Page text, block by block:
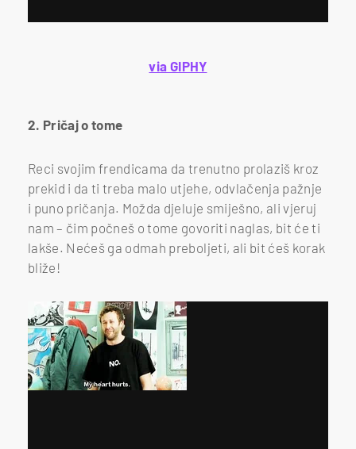
via GIPHY
2. Pričaj o tome
Reci svojim frendicama da trenutno prolaziš kroz
prekid i da ti treba malo utjehe, odvlačenja pažnje
i puno pričanja. Možda djeluje smiješno, ali vjeruj
nam – čim počneš o tome govoriti naglas, bit će ti
lakše. Nećeš ga odmah preboljeti, ali bit ćeš korak
bliže!